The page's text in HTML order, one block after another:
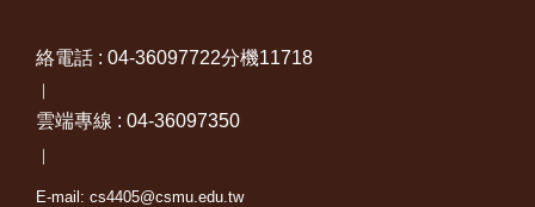
絡電話 : 04-36097722分機11718
｜
雲端專線 : 04-36097350
｜
E-mail: cs4405@csmu.edu.tw